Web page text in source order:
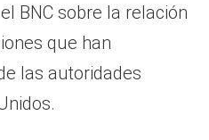
BNC sobre la relación
que han
las autoridades